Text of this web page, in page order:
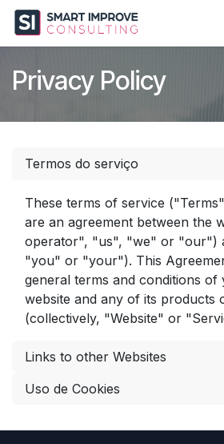
Skip to Content
Privacy Policy
Termos do serviço
These terms of service
are an agreement between the
operator", "us", "we" or "our")
"you" or "your"). This
general terms and conditions of
website and any of its products
(collectively, "Website" or
Links to other Websites
Uso de Cookies